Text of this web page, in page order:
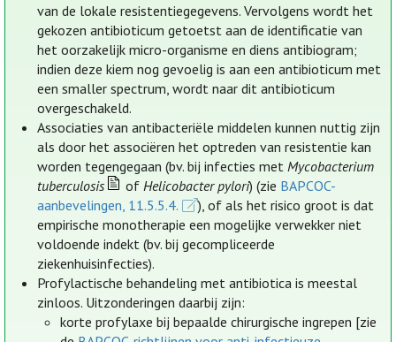
van de lokale resistentiegegevens. Vervolgens wordt het
gekozen antibioticum getoetst aan de identificatie van
het oorzakelijk micro-organisme en diens antibiogram;
indien deze kiem nog gevoelig is aan een antibioticum met
een smaller spectrum, wordt naar dit antibioticum
overgeschakeld.
Associaties van antibacteriële middelen kunnen nuttig zijn
als door het associëren het optreden van resistentie kan
worden tegengegaan (bv. bij infecties metMycobacterium
tuberculosis
of Helicobacter pylori) (zie BAPCOC-
aanbevelingen, 11.5.5.4.
), of als het risico groot is dat
empirische monotherapie een mogelijke verwekker niet
voldoende indekt (bv. bij gecompliceerde
ziekenhuisinfecties).
Profylactische behandeling met antibiotica is meestal
zinloos. Uitzonderingen daarbij zijn:
korte profylaxe bij bepaalde chirurgische ingrepen [zie